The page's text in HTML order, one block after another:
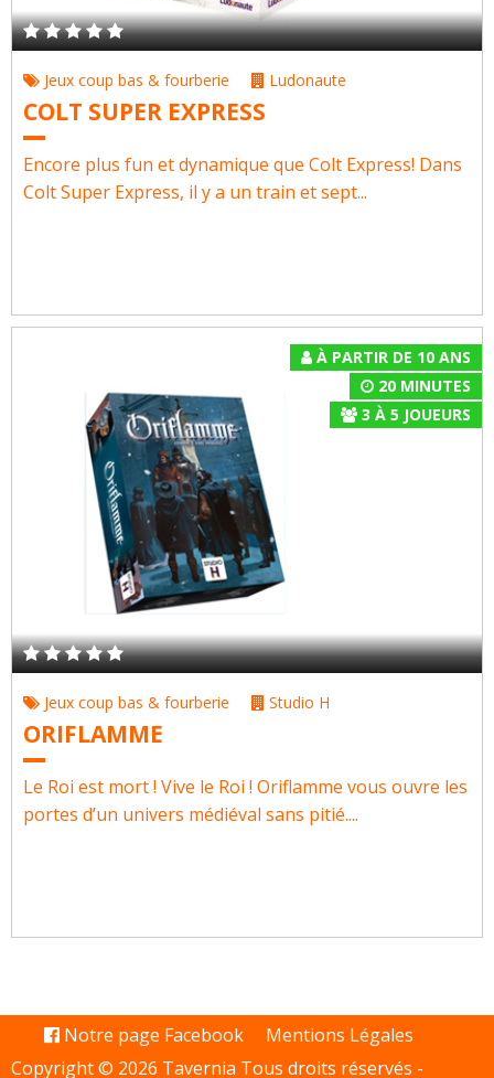
Jeux coup bas & fourberie Ludonaute
COLT SUPER EXPRESS
Encore plus fun et dynamique que Colt Express! Dans
Colt Super Express, il y a un train et sept...
À PARTIR DE 10 ANS
20 MINUTES
3 À 5 JOUEURS
Jeux coup bas & fourberie Studio H
ORIFLAMME
Le Roi est mort ! Vive le Roi ! Oriflamme vous ouvre les
portes d’un univers médiéval sans pitié....
Notre page Facebook
Mentions Légales
Copyright © 2026 Tavernia Tous droits réservés -